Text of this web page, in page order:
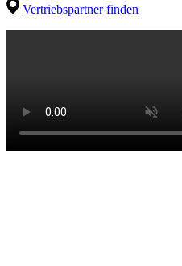
Vertriebspartner finden